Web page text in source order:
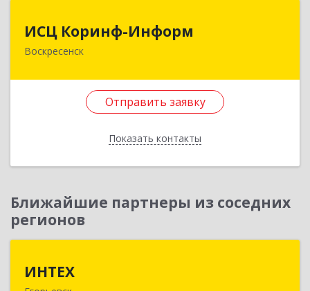
ИСЦ Коринф-Информ
Воскресенск
Отправить заявку
Показать контакты
ИСЦ Коринф-Информ
140200, Московская обл, Воскресенский р-н,
Ближайшие партнеры из соседних
регионов
ИНТЕХ